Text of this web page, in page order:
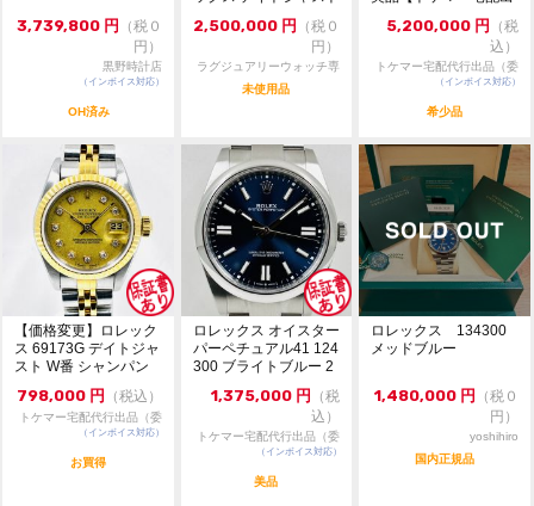
※価格に関してのお問い合わせはメッセージでご質問頂
いてもお答えしておりません。直接店頭へお問い合わせ
ください。
TEL:03-5318-5250
3,739,800 円
（税０
円）
黒野時計店
（インボイス対応）
OH済み
126231 36m...
2,500,000 円
（税０
円）
ラグジュアリーウォッチ専
門店：R/M
未使用品
5,200,000 円
（税
込）
トケマー宅配代行出品（委
託販売）
（インボイス対応）
希少品
【価格変更】ロレック
ス 69173G デイトジャ
スト W番 シャンパン
ゴールド 中...
798,000 円 （税込）
トケマー宅配代行出品（委
託販売）
（インボイス対応）
お買得
ロレックス オイスター
パーペチュアル41 124
300 ブライトブルー 2
1,375,000 円
（税
込）
トケマー宅配代行出品（委
託販売）
（インボイス対応）
美品
ロレックス 134300
メッドブルー
1,480,000 円
（税０
円）
yoshihiro
国内正規品